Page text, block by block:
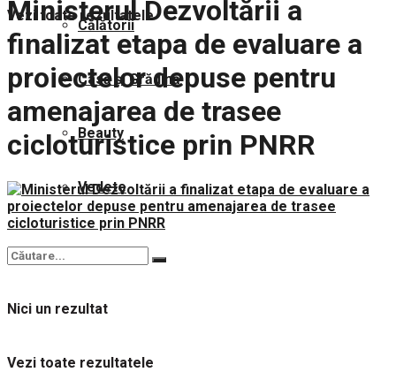
Călătorii
Casă și Grădină
Beauty
Vedete
Nici un rezultat
Vezi toate rezultatele
Vezi toate rezultatele
Ministerul Dezvoltării a
finalizat etapa de evaluare a
proiectelor depuse pentru
amenajarea de trasee
cicloturistice prin PNRR